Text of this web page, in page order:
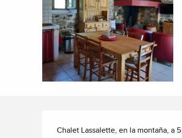
Chalet Lassalette, en la montaña, a